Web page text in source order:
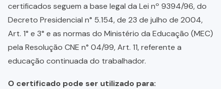
certificados seguem a base legal da Lei nº 9394/96, do
Decreto Presidencial n° 5.154, de 23 de julho de 2004,
Art. 1° e 3° e as normas do Ministério da Educação (MEC)
pela Resolução CNE n° 04/99, Art. 11, referente a
educação continuada do trabalhador.
O certificado pode ser utilizado para: